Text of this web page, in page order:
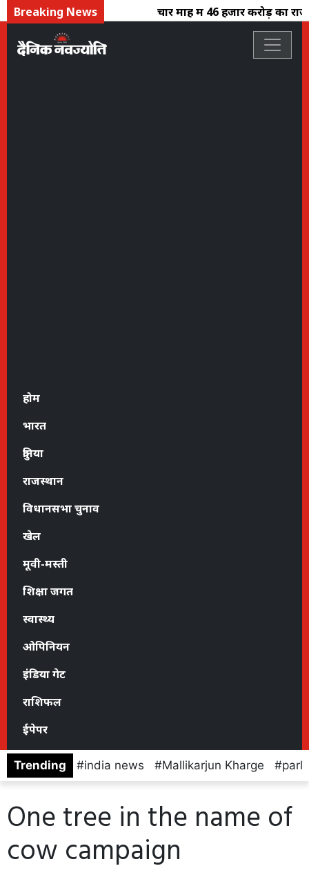
Breaking News चार माह में 46 हजार करोड़ का
होम
भारत
दुनिया
राजस्थान
विधानसभा चुनाव
खेल
मूवी-मस्ती
शिक्षा जगत
स्वास्थ्य
ओपिनियन
इंडिया गेट
राशिफल
ईपेपर
Trending india news Mallikarjun Kharge
One tree in the name of
cow campaign